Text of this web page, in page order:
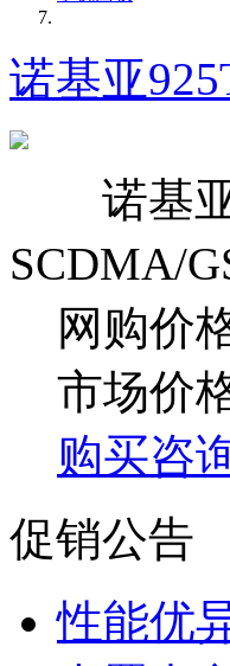
诺基亚
诺基亚
SCDMA/
网购价
市场价
购买咨
促销公告
性能优